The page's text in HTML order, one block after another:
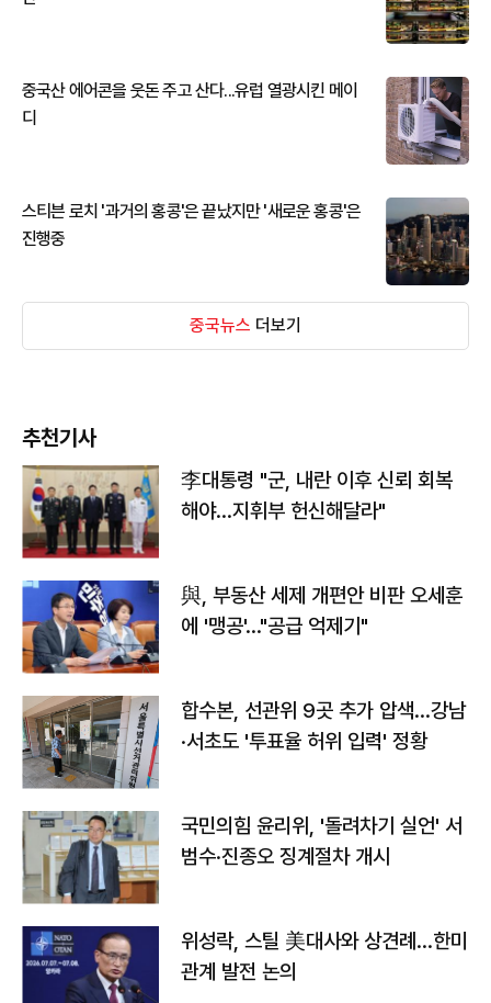
중국산 에어콘을 웃돈 주고 산다...유럽 열광시킨 메이
디
스티븐 로치 '과거의 홍콩'은 끝났지만 '새로운 홍콩'은
진행중
중국뉴스 더보기
추천기사
李대통령 "군, 내란 이후 신뢰 회복
해야…지휘부 헌신해달라"
與, 부동산 세제 개편안 비판 오세훈
에 '맹공'…"공급 억제기"
합수본, 선관위 9곳 추가 압색…강남
·서초도 '투표율 허위 입력' 정황
국민의힘 윤리위, '돌려차기 실언' 서
범수·진종오 징계절차 개시
위성락, 스틸 美대사와 상견례…한미
관계 발전 논의